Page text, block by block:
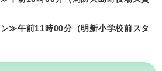
≫午前11時00分（明新小学校前スタ